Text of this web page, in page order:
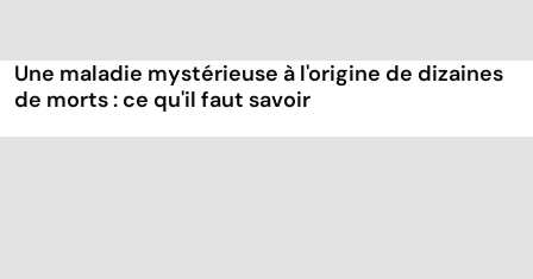
Une maladie mystérieuse à l'origine de dizaines
de morts : ce qu'il faut savoir